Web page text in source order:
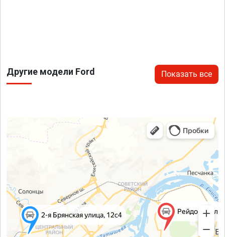
Другие модели Ford Показать все